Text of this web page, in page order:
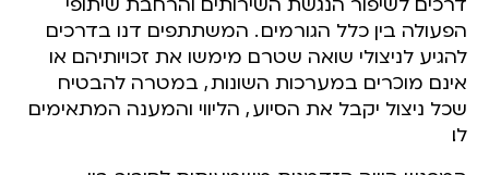
דרכים לשיפור הנגשת השירותים והרחבת שיתופי
הפעולה בין כלל הגורמים. המשתתפים דנו בדרכים
להגיע לניצולי שואה שטרם מימשו את זכויותיהם או
אינם מוכרים במערכות השונות, במטרה להבטיח
שכל ניצול יקבל את הסיוע, הליווי והמענה המתאימים
לו.